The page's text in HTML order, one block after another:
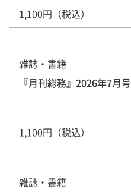
1,100円（税込）
雑誌・書籍
『月刊総務』2026年7月号
1,100円（税込）
雑誌・書籍